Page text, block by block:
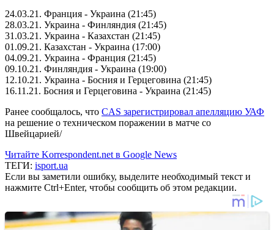
24.03.21. Франция - Украина (21:45)
28.03.21. Украина - Финляндия (21:45)
31.03.21. Украина - Казахстан (21:45)
01.09.21. Казахстан - Украина (17:00)
04.09.21. Украина - Франция (21:45)
09.10.21. Финляндия - Украина (19:00)
12.10.21. Украина - Босния и Герцеговина (21:45)
16.11.21. Босния и Герцеговина - Украина (21:45)
Ранее сообщалось, что CAS зарегистрировал апелляцию УАФ
на решение о техническом поражении в матче со
Швейцарией/
Читайте Korrespondent.net в Google News
ТЕГИ: isport.ua
Если вы заметили ошибку, выделите необходимый текст и
нажмите Ctrl+Enter, чтобы сообщить об этом редакции.